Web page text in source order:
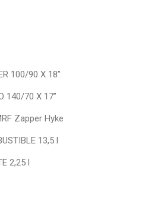
100/90 X 18”
140/70 X 17”
Zapper Hyke
13,5 l
2,25 l